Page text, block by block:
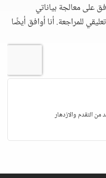
على معالجة بياناتي
للمراجعة. أنا أوافق أيضًا
من التقدم والازدهار